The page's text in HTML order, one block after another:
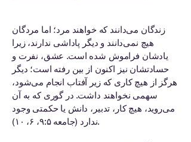
زندگان می‌دانند که خواهند مرد؛ اما مردگان
هیچ نمی‌دانند و دیگر پاداشی ندارند، زیرا
یادشان فراموش شده است. عشق، نفرت و
حسادتشان نیز اکنون از بین رفته است؛ دیگر
هرگز از هیچ کاری که زیر آفتاب انجام می‌شود،
سهمی نخواهند داشت. در گوری که به آن
می‌روید، هیچ کار، تدبیر، دانش یا حکمتی وجود
ندارد (جامعه ۹:۵، ۶، ۱۰).